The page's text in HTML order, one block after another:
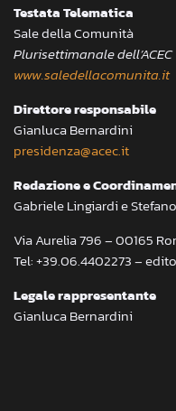
Testata Telematica
Sale della Comunità
Plurisettimanale dell’ACEC
www.saledellacomunita.it
Direttore responsabile
Gianluca Bernardini
presidenza@acec.it
Redazione e
Gabriele Lingiardi e
Via Aurelia 796 – 00165
Tel: +39.06.4402273 –
Legale rappresentante
Gianluca Bernardini